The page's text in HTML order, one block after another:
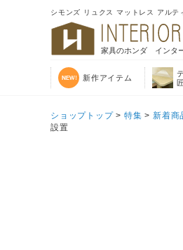
シモンズ リュクス マットレス アル
家具のホンダ インタ
新作アイテム
ショップトップ> 特集 >新着商
設置